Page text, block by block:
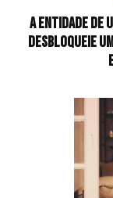
A entidade de
desbloqueie